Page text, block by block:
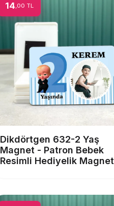
14 ,00 TL
Dikdörtgen 632-2 Yaş
Magnet - Patron Bebek
Resimli Hediyelik Magnet